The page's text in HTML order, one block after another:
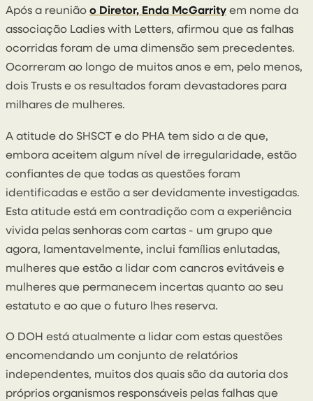
Após a reunião o Diretor, Enda McGarrity em nome da
associação Ladies with Letters, afirmou que as falhas
ocorridas foram de uma dimensão sem precedentes.
Ocorreram ao longo de muitos anos e em, pelo menos,
dois Trusts e os resultados foram devastadores para
milhares de mulheres.
A atitude do SHSCT e do PHA tem sido a de que,
embora aceitem algum nível de irregularidade, estão
confiantes de que todas as questões foram
identificadas e estão a ser devidamente investigadas.
Esta atitude está em contradição com a experiência
vivida pelas senhoras com cartas - um grupo que
agora, lamentavelmente, inclui famílias enlutadas,
mulheres que estão a lidar com cancros evitáveis e
mulheres que permanecem incertas quanto ao seu
estatuto e ao que o futuro lhes reserva.
O DOH está atualmente a lidar com estas questões
encomendando um conjunto de relatórios
independentes, muitos dos quais são da autoria dos
próprios organismos responsáveis pelas falhas que